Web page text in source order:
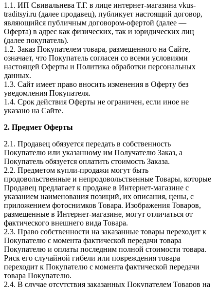
1.1. ИП Свивальнева Т.Г. в лице интернет-магазина vkus-
traditsyi.ru (далее продавец), публикует настоящий договор,
являющийся публичным договором-офертой (далее —
Оферта) в адрес как физических, так и юридических лиц
(далее покупатель).
1.2. Заказ Покупателем товара, размещенного на Сайте,
означает, что Покупатель согласен со всеми условиями
настоящей Оферты и Политика обработки персональных
данных.
1.3. Сайт имеет право вносить изменения в Оферту без
уведомления Покупателя.
1.4. Срок действия Оферты не ограничен, если иное не
указано на Сайте.
2. Предмет Оферты
2.1. Продавец обязуется передать в собственность
Покупателю или указанному им Получателю Заказ, а
Покупатель обязуется оплатить стоимость Заказа.
2.2. Предметом купли-продажи могут быть
продовольственные и непродовольственные Товары, которые
Продавец предлагает к продаже в Интернет-магазине с
указанием наименования позиций, их описания, цены, с
приложением фотоснимков Товара. Изображения Товаров,
размещенные в Интернет-магазине, могут отличаться от
фактического внешнего вида Товара.
2.3. Право собственности на заказанные товары переходит к
Покупателю с момента фактической передачи товара
Покупателю и оплаты последним полной стоимости товара.
Риск его случайной гибели или повреждения товара
переходит к Покупателю с момента фактической передачи
товара Покупателю.
2.4. В случае отсутствия заказанных Покупателем Товаров на